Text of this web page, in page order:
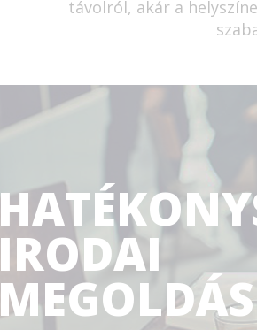
távolról, akár a
IRODAI